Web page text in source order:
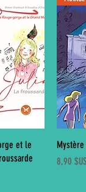
et le
Prix
8,90 $US